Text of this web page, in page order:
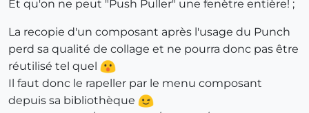
Et qu'on ne peut "Push Puller" une fenètre entière! ;
La recopie d'un composant après l'usage du Punch
perd sa qualité de collage et ne pourra donc pas être
réutilisé tel quel
Il faut donc le rapeller par le menu composant
depuis sa bibliothèque